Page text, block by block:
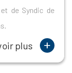
de Syndic de
plus +